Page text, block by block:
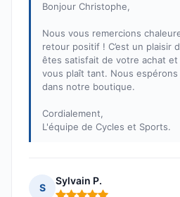
Bonjour Christophe,
Nous vous remercions
retour positif ! C’est un plaisir
êtes satisfait de votre achat et
vous plaît tant. Nous
dans notre boutique.
Cordialement,
L'équipe de Cycles et Sports.
S
Sylvain P.